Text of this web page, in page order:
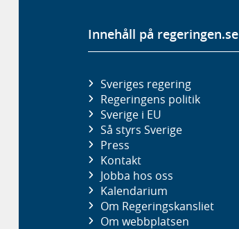
Innehåll på regeringen.se
Sveriges regering
Regeringens politik
Sverige i EU
Så styrs Sverige
Press
Kontakt
Jobba hos oss
Kalendarium
Om Regeringskansliet
Om webbplatsen